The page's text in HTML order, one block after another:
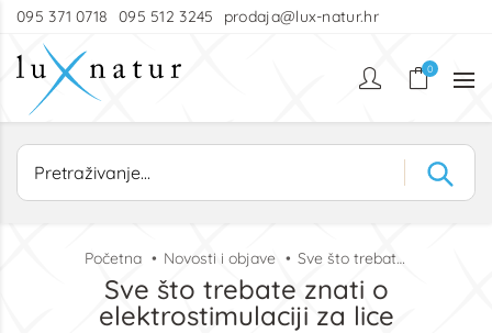
095 371 0718 095 512 3245 prodaja@lux-natur.hr
0
Početna Novosti i objave Sve što trebate znati o elektrostimulaciji za lice
Sve što trebate znati o
elektrostimulaciji za lice